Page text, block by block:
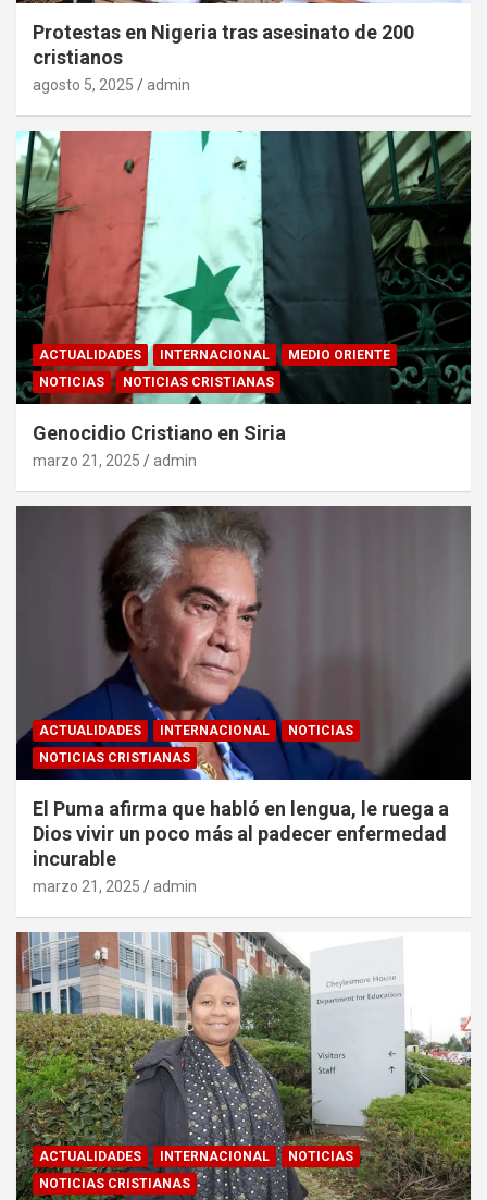
Protestas en Nigeria tras asesinato de 200
cristianos
agosto 5, 2025 admin
ACTUALIDADES INTERNACIONAL
MEDIO ORIENTE
NOTICIAS
NOTICIAS CRISTIANAS
Genocidio Cristiano en Siria
marzo 21, 2025 admin
ACTUALIDADES INTERNACIONAL
NOTICIAS
NOTICIAS CRISTIANAS
El Puma afirma que habló en lengua, le ruega a
Dios vivir un poco más al padecer enfermedad
incurable
marzo 21, 2025 admin
ACTUALIDADES INTERNACIONAL
NOTICIAS
NOTICIAS CRISTIANAS